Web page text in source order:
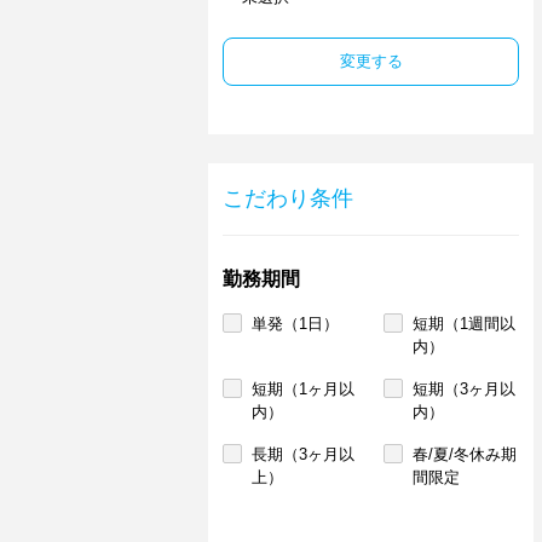
変更する
こだわり条件
勤務期間
単発（1日）
短期（1週間以
内）
短期（1ヶ月以
内）
短期（3ヶ月以
内）
長期（3ヶ月以
上）
春/夏/冬休み期
間限定